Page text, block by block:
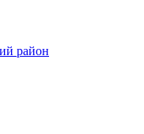
район